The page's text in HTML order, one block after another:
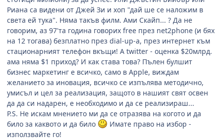
Риана са видени от Джей Зи и хоп "дай ше се наложим в
света ей тука". Няма такъв филм. Ами Скайп... ? Да не
говорим, аз 97'та година говорих free през net2phone (и бях
на 12 тогава) безплатно през dial-up-a, през интернет към
стационарният телефон вкъщи! А twitter - оценка $20млрд.
ама няма $1 приход? И как става това? Пълен булшит
бизнес маркетинг е всичко, само в Apple, виждам
желанието за иновация, всичко се изпълява методично,
умисъл и цел за реализация, защото в нашият свят освен
да да си надарен, е необходимо и да се реализираш...
P.S. Не искам мнението ми да се отразява на когото и да
било за каквото и да било
Имате право на избор -
използвайте го!